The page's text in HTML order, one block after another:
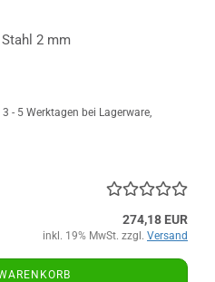
2 mm
- 5 Werktagen bei Lagerware,
274,18 EUR
inkl. 19% MwSt. zzgl. Versand